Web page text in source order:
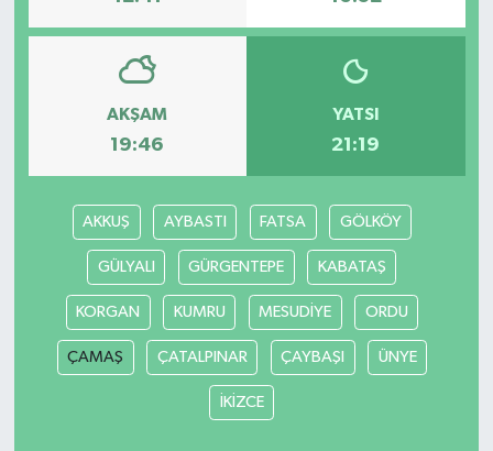
AKŞAM
19:46
YATSI
21:19
AKKUŞ AYBASTI FATSA GÖLKÖY
GÜLYALI GÜRGENTEPE KABATAŞ
KORGAN KUMRU MESUDİYE ORDU
ÇAMAŞ ÇATALPINAR ÇAYBAŞI ÜNYE
İKİZCE